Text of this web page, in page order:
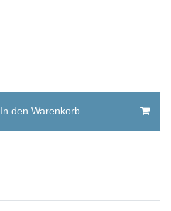
In den Warenkorb